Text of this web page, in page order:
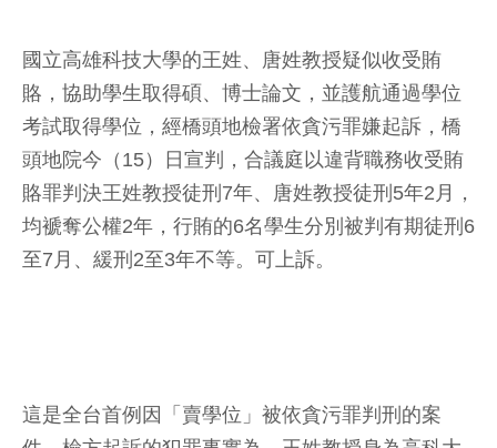
國立高雄科技大學的王姓、唐姓教授疑似收受賄
賂，協助學生取得碩、博士論文，並護航通過學位
考試取得學位，經橋頭地檢署依貪污罪嫌起訴，橋
頭地院今（15）日宣判，合議庭以違背職務收受賄
賂罪判決王姓教授徒刑7年、唐姓教授徒刑5年2月，
均褫奪公權2年，行賄的6名學生分別被判有期徒刑6
至7月、緩刑2至3年不等。可上訴。
這是全台首例因「賣學位」被依貪污罪判刑的案